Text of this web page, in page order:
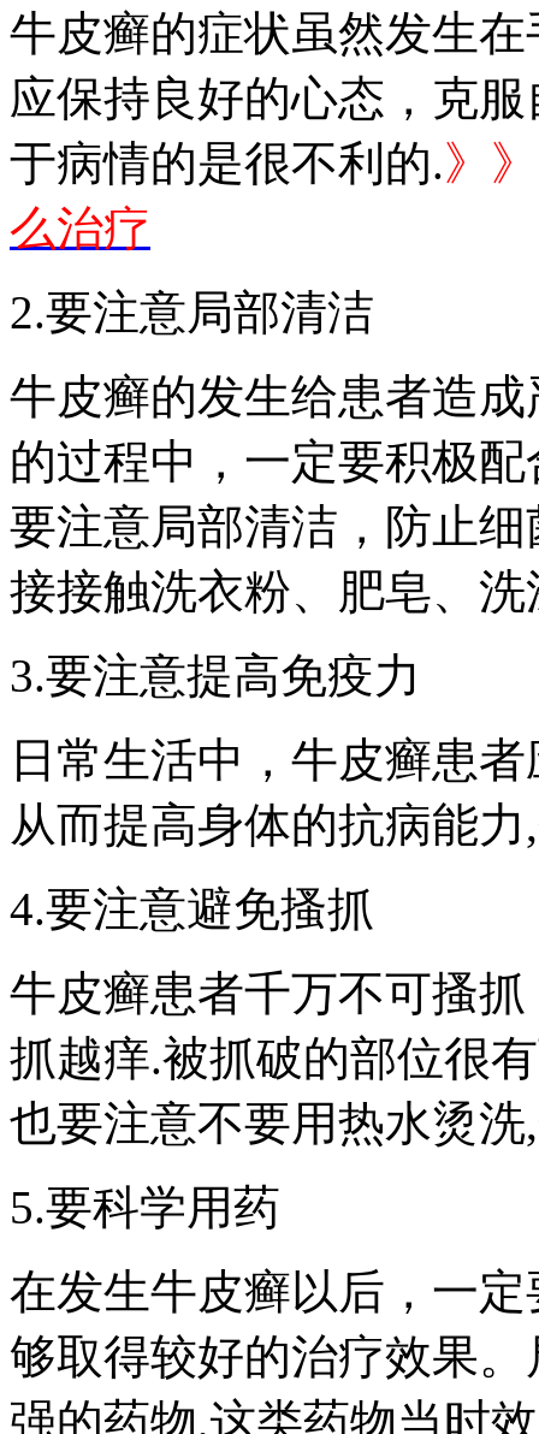
牛皮癣的症状虽然发生
应保持良好的心态，克
于病情的是很不利的.》
么治疗
2.要注意局部清洁
牛皮癣的发生给患者造
的过程中，一定要积极
要注意局部清洁，防止
接接触洗衣粉、肥皂、
3.要注意提高免疫力
日常生活中，牛皮癣患
从而提高身体的抗病能
4.要注意避免搔抓
牛皮癣患者千万不可搔
抓越痒.被抓破的部位很
也要注意不要用热水烫
5.要科学用药
在发生牛皮癣以后，一
够取得较好的治疗效果
强的药物,这类药物当时